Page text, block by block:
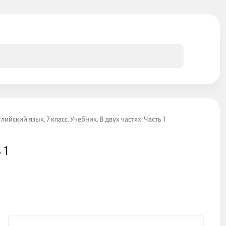
язык. 7 класс. Учебник. В двух частях. Часть 1